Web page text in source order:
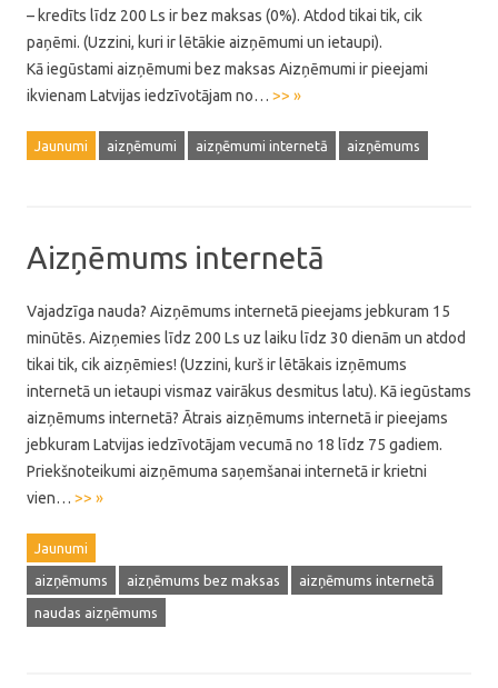
– kredīts līdz 200 Ls ir bez maksas (0%). Atdod tikai tik, cik
paņēmi. (Uzzini, kuri ir lētākie aizņēmumi un ietaupi).
Kā iegūstami aizņēmumi bez maksas Aizņēmumi ir pieejami
ikvienam Latvijas iedzīvotājam no… >> »
Jaunumi aizņēmumi aizņēmumi internetā aizņēmums
Aizņēmums internetā
Vajadzīga nauda? Aizņēmums internetā pieejams jebkuram 15
minūtēs. Aizņemies līdz 200 Ls uz laiku līdz 30 dienām un atdod
tikai tik, cik aizņēmies! (Uzzini, kurš ir lētākais izņēmums
internetā un ietaupi vismaz vairākus desmitus latu). Kā iegūstams
aizņēmums internetā? Ātrais aizņēmums internetā ir pieejams
jebkuram Latvijas iedzīvotājam vecumā no 18 līdz 75 gadiem.
Priekšnoteikumi aizņēmuma saņemšanai internetā ir krietni
vien… >> »
Jaunumi
aizņēmums aizņēmums bez maksas aizņēmums internetā
naudas aizņēmums